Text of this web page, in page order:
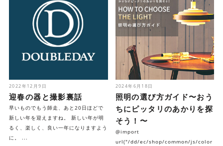
2022年12月9日
迎春の器と撮影裏話
早いものでもう師走、あと20日ほどで
新しい年を迎えますね。 新しい年が明
るく、楽しく、良い一年になりますよう
に。 ...
2024年6月18日
照明の選び方ガイド〜おう
ちにピッタリのあかりを探
そう！〜
@import
url("/dd/ec/shop/common/js/color